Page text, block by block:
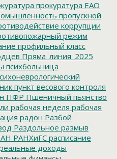
прокуратура ЕАО
пропускной
коррупции
режим
профильный класс
Пряма_линия_2025
психбольница
пункт весового контроля
ПФР Пшеничный пьянство
рабочая неделя рабочая
радон Разбой
Раздольное размыв
РАНХиГС расписание
доходы